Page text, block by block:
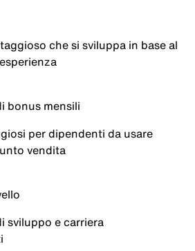
che si sviluppa in base al
bonus mensili
per dipendenti da usare
vendita
sviluppo e carriera